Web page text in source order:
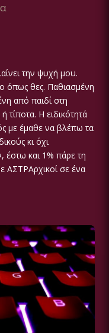
την ψυχή μου.
όπως θες. Παθιασμένη
από παιδί στη
τίποτα. Η ειδικότητά
με έμαθε να βλέπω τα
κι όχι
έστω και 1% πάρε τη
ΑΣΤΡΑρχικοί σε ένα